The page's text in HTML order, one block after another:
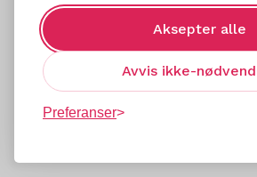
Aksepter alle
Avvis ikke-
Preferanser